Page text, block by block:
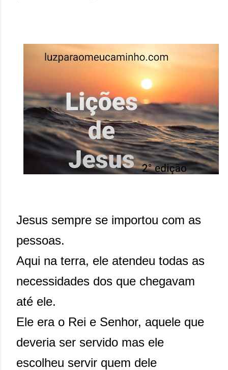
Jesus sempre se importou com as
pessoas.
Aqui na terra, ele atendeu todas as
necessidades dos que chegavam
até ele.
Ele era o Rei e Senhor, aquele que
deveria ser servido mas ele
escolheu servir quem dele